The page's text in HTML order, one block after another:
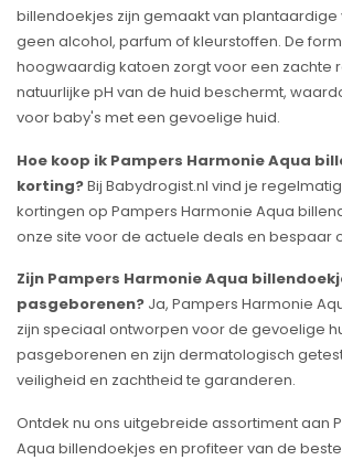
billendoekjes zijn gemaakt van plantaardige
geen alcohol, parfum of kleurstoffen. De
hoogwaardig katoen zorgt voor een zachte
natuurlijke pH van de huid beschermt,
voor baby's met een gevoelige huid.
Hoe koop ik Pampers Harmonie Aqua
korting?Bij Babydrogist.nl vind je
kortingen op Pampers Harmonie Aqua
onze site voor de actuele deals en bespaar
Zijn Pampers Harmonie Aqua
pasgeborenen? Ja, Pampers Harmonie
zijn speciaal ontworpen voor de gevoelige
pasgeborenen en zijn dermatologisch
veiligheid en zachtheid te garanderen.
Ontdek nu ons uitgebreide assortiment aan
Aqua billendoekjes en profiteer van de